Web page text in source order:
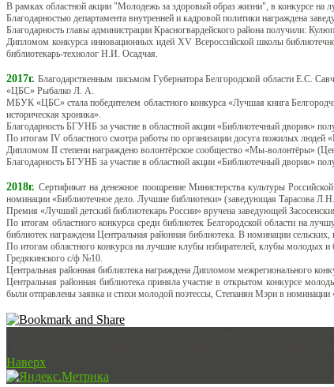
В рамках областной акции "Молодежь за здоровый образ жизни", в конкурсе на
Благодарностью департамента внутренней и кадровой политики награждена
Благодарность главы администрации Красногвардейского района получили:
Дипломом конкурса инновационных идей XV Всероссийской школы
библиотекарь-технолог Н.И. Осадчая.
2017г.Благодарственным письмом Губернатора Белгородской области Е.С.
«ЦБС» Рыбалко Л. А.
МБУК «ЦБС» стала победителем областного конкурса «Лучшая книга
историческая хроника».
Благодарность БГУНБ за участие в областной акции «Библиотечный дворик»
По итогам IV областного смотра работы по организации досуга пожилых
Дипломом II степени награждено волонтёрское сообщество «Мы-волонтёры»
Благодарность БГУНБ за участие в областной акции «Библиотечный дворик»
2018г.Сертификат на денежное поощрение Министерства культуры
номинации «Библиотечное дело. Лучшие библиотеки» (заведующая Тарасова
Премия «Лучший детский библиотекарь России» вручена заведующей
По итогам областного конкурса среди библиотек Белгородской области на
библиотек награждена Центральная районная библиотека. В номинации
По итогам областного конкурса на лучшие клубы избирателей, клубы молодых
Гредякинского с/ф №10.
Центральная районная библиотека награждена Дипломом межрегионального
Центральная районная библиотека приняла участие в открытом конкурсе
были отправлены заявка и стихи молодой поэтессы, Степанян Мэри в номинации
©Муниципальное бюджетное учреждение культуры
Наверх